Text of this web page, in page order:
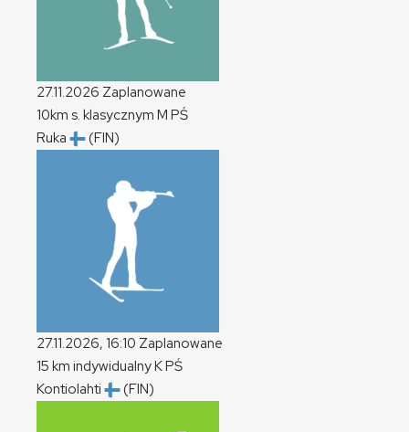
27.11.2026 Zaplanowane
10km s. klasycznym M PŚ
Ruka
(FIN)
27.11.2026, 16:10 Zaplanowane
15 km indywidualnyKPŚ
Kontiolahti
(FIN)